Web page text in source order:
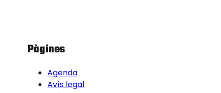
Pàgines
Agenda
Avís legal